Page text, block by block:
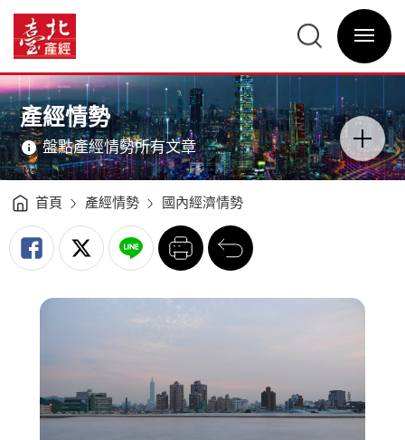
（2009Q4）
-
臺
產
經
資
訊
網
臺
經
訊
網
網
站
主
單
選
單
關
主
意
境
產經情勢
盤點產經情勢所有文章
分
類
開
關
首頁 產經情勢 國內經濟情勢
列
印
回
前
一
頁